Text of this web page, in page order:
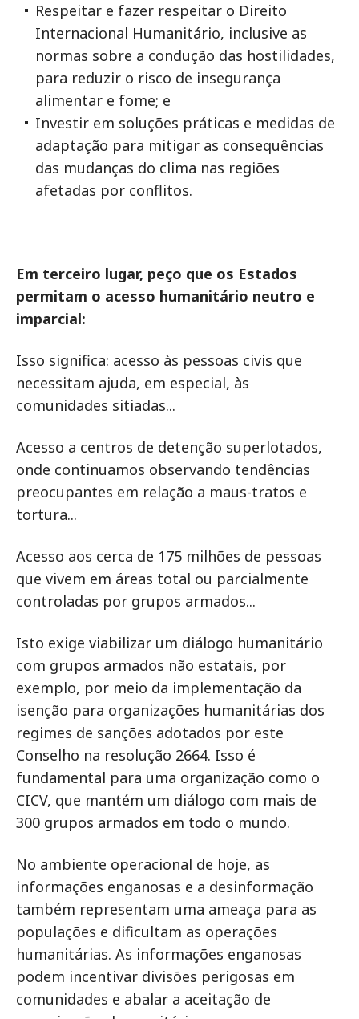
Respeitar e fazer respeitar o Direito
Internacional Humanitário, inclusive as
normas sobre a condução das hostilidades,
para reduzir o risco de insegurança
alimentar e fome; e
Investir em soluções práticas e medidas de
adaptação para mitigar as consequências
das mudanças do clima nas regiões
afetadas por conflitos.
Em terceiro lugar, peço que os Estados
permitam o acesso humanitário neutro e
imparcial:
Isso significa: acesso às pessoas civis que
necessitam ajuda, em especial, às
comunidades sitiadas...
Acesso a centros de detenção superlotados,
onde continuamos observando tendências
preocupantes em relação a maus-tratos e
tortura...
Acesso aos cerca de 175 milhões de pessoas
que vivem em áreas total ou parcialmente
controladas por grupos armados...
Isto exige viabilizar um diálogo humanitário
com grupos armados não estatais, por
exemplo, por meio da implementação da
isenção para organizações humanitárias dos
regimes de sanções adotados por este
Conselho na resolução 2664. Isso é
fundamental para uma organização como o
CICV, que mantém um diálogo com mais de
300 grupos armados em todo o mundo.
No ambiente operacional de hoje, as
informações enganosas e a desinformação
também representam uma ameaça para as
populações e dificultam as operações
humanitárias. As informações enganosas
podem incentivar divisões perigosas em
comunidades e abalar a aceitação de